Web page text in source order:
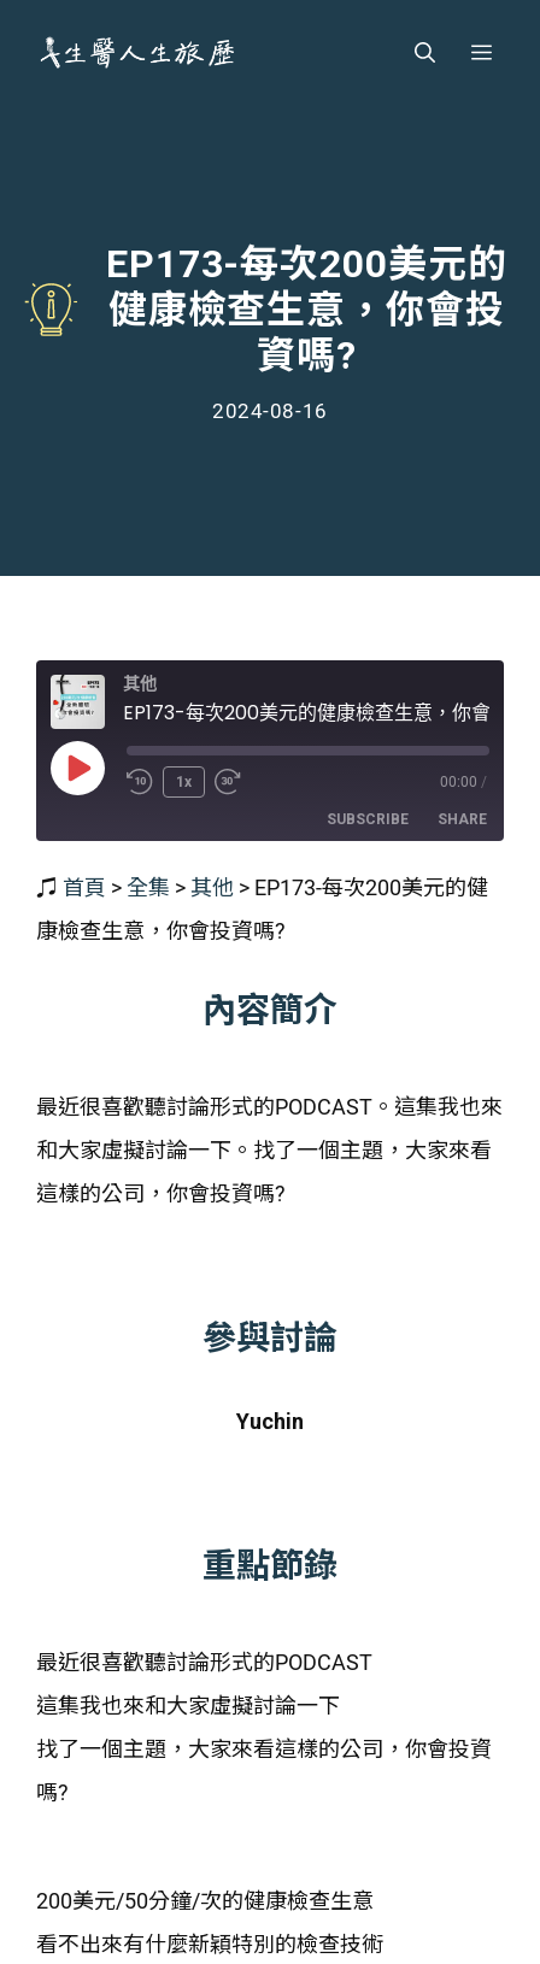
Menu
EP173-每次200美元的
健康檢查生意，你會投
資嗎?
2024-08-16
其他
Play
1x 00:00 /
SUBSCRIBE SHARE
SHARE
LINK
♫ 首頁 > 全集 > 其他 > EP173-每次200美元的健
康檢查生意，你會投資嗎?
內容簡介
最近很喜歡聽討論形式的PODCAST。這集我也來
和大家虛擬討論一下。找了一個主題，大家來看
這樣的公司，你會投資嗎?
參與討論
Yuchin
重點節錄
最近很喜歡聽討論形式的PODCAST
這集我也來和大家虛擬討論一下
找了一個主題，大家來看這樣的公司，你會投資
嗎?
200美元/50分鐘/次的健康檢查生意
看不出來有什麼新穎特別的檢查技術